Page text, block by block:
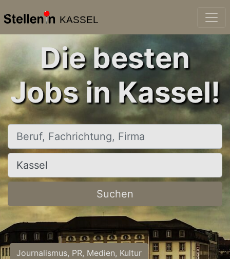
KASSEL
Die besten
Jobs in Kassel!
Beruf, Fachrichtung, Firma
Ort, Stadt
Suchen
Journalismus, PR, Medien, Kultur